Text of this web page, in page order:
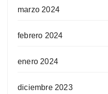
marzo 2024
febrero 2024
enero 2024
diciembre 2023